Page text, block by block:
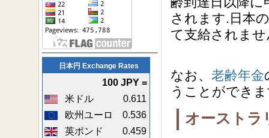
されます.日本
て支給されま
なお、 老齢年金
うことができ
オーストラ
日本円 Exchange Rates
100 JPY =
米ドル
0.611
欧州ユーロ
0.536
英ポンド
0.459